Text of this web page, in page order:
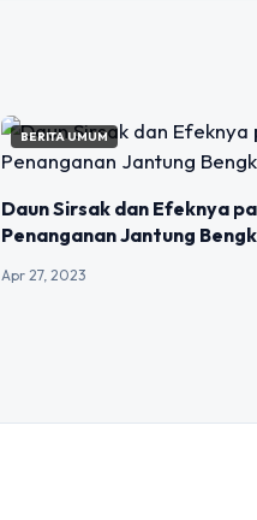
BERITA UMUM
Daun Sirsak dan Efeknya
Penanganan Jantung
Apr 27, 2023